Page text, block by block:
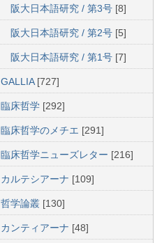
阪大日本語研究 / 第3号 [8]
阪大日本語研究 / 第2号 [5]
阪大日本語研究 / 第1号 [7]
GALLIA[727]
臨床哲学 [292]
臨床哲学のメチエ [291]
臨床哲学ニューズレター [216]
カルテシアーナ [109]
哲学論叢 [130]
カンティアーナ [48]